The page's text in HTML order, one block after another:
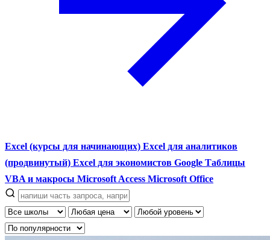
Excel (курсы для начинающих) Excel для аналитиков
(продвинутый) Excel для экономистов Google Таблицы
VBA и макросы Microsoft Access Microsoft Office